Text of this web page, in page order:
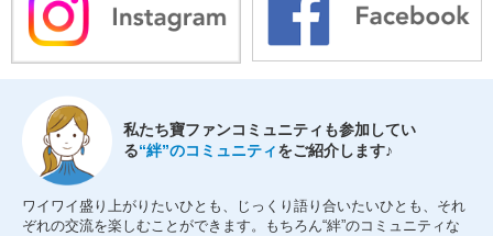
私たち寶ファンコミュニティも参加してい
る“絆”のコミュニティをご紹介します♪
ワイワイ盛り上がりたいひとも、じっくり語り合いたいひとも、それ
ぞれの交流を楽しむことができます。もちろん“絆”のコミュニティな